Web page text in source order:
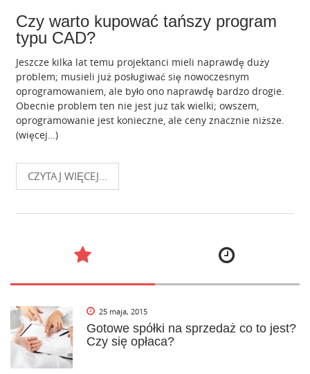
Czy warto kupować tańszy program
typu CAD?
Jeszcze kilka lat temu projektanci mieli naprawdę duży
problem; musieli już posługiwać się nowoczesnym
oprogramowaniem, ale było ono naprawdę bardzo drogie.
Obecnie problem ten nie jest juz tak wielki; owszem,
oprogramowanie jest konieczne, ale ceny znacznie niższe.
(więcej…)
CZYTAJ WIĘCEJ...
25 maja, 2015
Gotowe spółki na sprzedaż co to jest?
Czy się opłaca?